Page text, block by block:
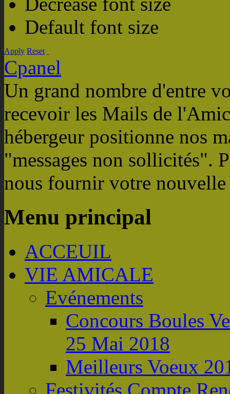
Default font size
Apply Reset
Cpanel
Un grand nombre d'entre
recevoir les Mails de
hébergeur positionne nos
"messages non sollicités".
nous fournir votre nouvelle
Menu principal
ACCEUIL
VIE AMICALE
Evénements
Concours Boules
25 Mai 2018
Meilleurs Voeux
Festivités Compte